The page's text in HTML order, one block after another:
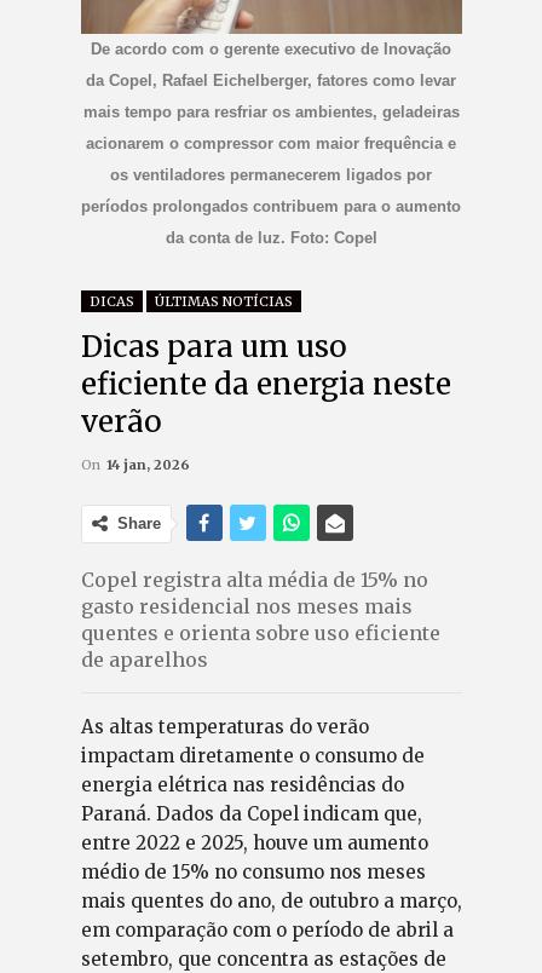
De acordo com o gerente executivo de Inovação
da Copel, Rafael Eichelberger, fatores como levar
mais tempo para resfriar os ambientes, geladeiras
acionarem o compressor com maior frequência e
os ventiladores permanecerem ligados por
períodos prolongados contribuem para o aumento
da conta de luz. Foto: Copel
DICAS ÚLTIMAS NOTÍCIAS
Dicas para um uso
eficiente da energia neste
verão
On 14 jan, 2026
Share
Copel registra alta média de 15% no
gasto residencial nos meses mais
quentes e orienta sobre uso eficiente
de aparelhos
As altas temperaturas do verão
impactam diretamente o consumo de
energia elétrica nas residências do
Paraná. Dados da Copel indicam que,
entre 2022 e 2025, houve um aumento
médio de 15% no consumo nos meses
mais quentes do ano, de outubro a março,
em comparação com o período de abril a
setembro, que concentra as estações de